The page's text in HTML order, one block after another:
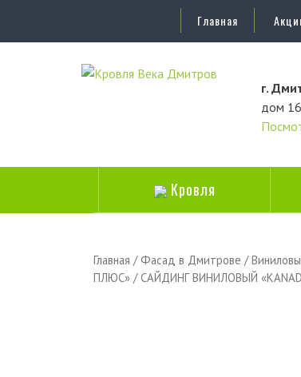
Главная
г.
дом
Кровля
Главная /Фасад в Дмитрове /
ПЛЮС» / САЙДИНГ ВИНИЛОВЫЙ